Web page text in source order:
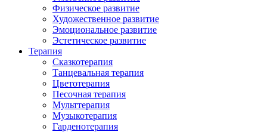
Физическое развитие
Художественное развитие
Эмоциональное развитие
Эстетическое развитие
Терапия
Сказкотерапия
Танцевальная терапия
Цветотерапия
Песочная терапия
Мульттерапия
Музыкотерапия
Гарденотерапия